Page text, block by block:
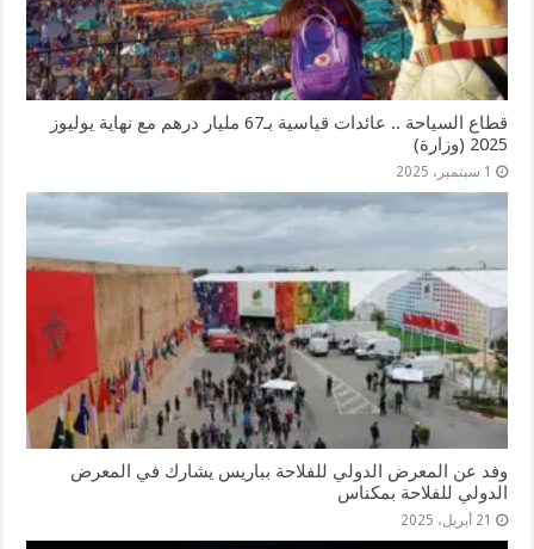
قطاع السياحة .. عائدات قياسية بـ67 مليار درهم مع نهاية يوليوز
2025 (وزارة)
1 سبتمبر، 2025
وفد عن المعرض الدولي للفلاحة بباريس يشارك في المعرض
الدولي للفلاحة بمكناس
21 أبريل، 2025